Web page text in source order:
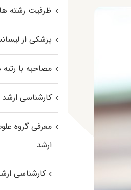
ظرفیت رشته
پزشکی از
مصاحبه با
کارشناسی
معرفی گروه
ارشد
کارشناسی